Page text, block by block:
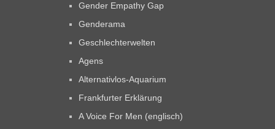
Gender Empathy Gap
Genderama
Geschlechterwelten
Agens
Alternativlos-Aquarium
Frankfurter Erklärung
A Voice For Men (englisch)